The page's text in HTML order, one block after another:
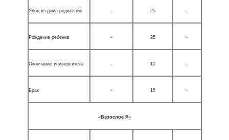
Уход из дома родителей - 25 -
Рождение ребенка - 25 -
Окончание университета - 10 -
Брак - 15 -
«Взрослое Я»